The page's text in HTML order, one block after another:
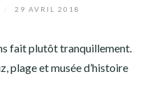
29 AVRIL 2018
fait plutôt tranquillement.
plage et musée d’histoire